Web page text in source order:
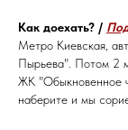
Как доехать? /
Метро Киевская,
Пырьева". Потом 2
ЖК "Обыкновенное
наберите и мы